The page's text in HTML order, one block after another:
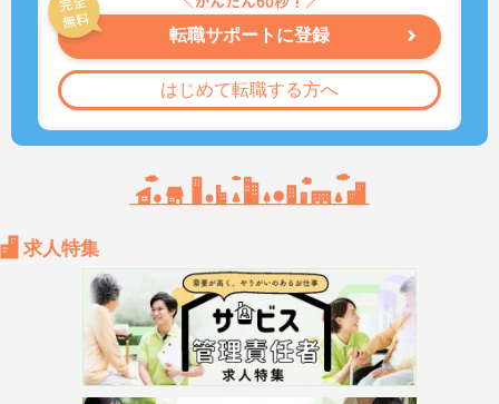
転職サポートに登録
はじめて転職する方へ
求人特集